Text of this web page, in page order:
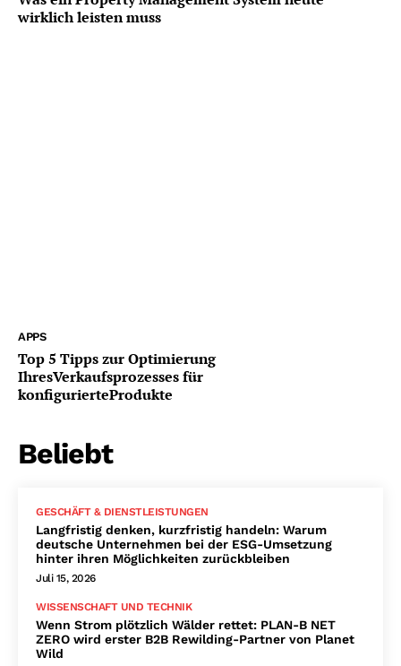
wirklich leisten muss
APPS
Top 5 Tipps zur Optimierung
IhresVerkaufsprozesses für
konfigurierteProdukte
Beliebt
GESCHÄFT & DIENSTLEISTUNGEN
Langfristig denken, kurzfristig handeln: Warum
deutsche Unternehmen bei der ESG-Umsetzung
hinter ihren Möglichkeiten zurückbleiben
Juli 15, 2026
WISSENSCHAFT UND TECHNIK
Wenn Strom plötzlich Wälder rettet: PLAN-B NET
ZERO wird erster B2B Rewilding-Partner von Planet
Wild